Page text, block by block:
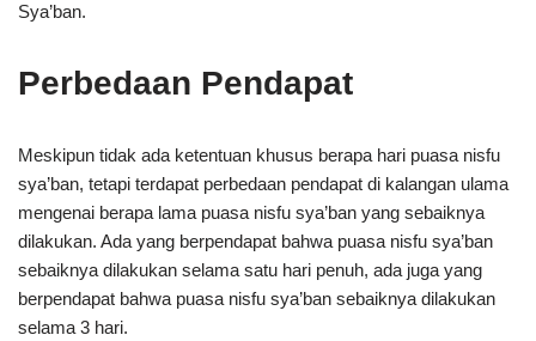
Sya’ban.
Perbedaan Pendapat
Meskipun tidak ada ketentuan khusus berapa hari puasa nisfu
sya’ban, tetapi terdapat perbedaan pendapat di kalangan ulama
mengenai berapa lama puasa nisfu sya’ban yang sebaiknya
dilakukan. Ada yang berpendapat bahwa puasa nisfu sya’ban
sebaiknya dilakukan selama satu hari penuh, ada juga yang
berpendapat bahwa puasa nisfu sya’ban sebaiknya dilakukan
selama 3 hari.